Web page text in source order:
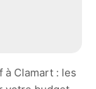
à Clamart : les